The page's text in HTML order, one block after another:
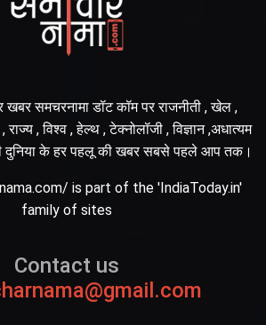
खबर समचरनामा डॉट कॉम पर राजनीती , खेल ,
, विश्व , हेल्थ , टेक्नोलॉजी , विज्ञान ,अधात्यम
दुनिया के हर पहलू की खबर सबसे पहले आप तक।
is part of the 'IndiaToday.in'
family of sites
Contact us